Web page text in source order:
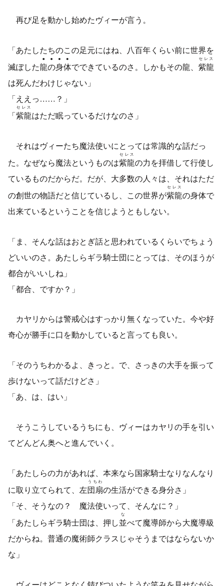
再び足を動かし始めたヴィーが言う。
「あたしたちのこの足元にはね、八百年くらい前に世界を
滅ぼした龍の身体でできているのさ。しかもその龍、 紫龍
セレス
は死んだわけじゃない」
「ええっ……？」
「紫龍
セレス
はただ眠っているだけなのさ」
それはヴィーたち魔法使いにとっては常識的な話だっ
た。なぜなら魔法というものは紫龍
セレス
の力を拝借して行使し
ているものだからだ。だが、大多数の人々は、それはただ
の創世の物語だと信じているし、この世界が紫龍
セレス
の身体で
出来ているということを信じようともしない。
「ま、そんな話はおとぎ話と思われているくらいでちょう
どいいのさ。あたしらギラ騎士団にとっては、そのほうが
都合がいいしね」
「都合、ですか？」
カヤリからは警戒心はすっかり無くなっていた。今や好
奇心が勝手に口を動かしていると言っても良い。
「そのうちわかるよ、きっと。で、さっきの大手を振って
歩けないって話だけどさ」
「あ、は、はい」
そうこうしているうちにも、ヴィーはカヤリの手を引い
てどんどん奥へと進んでいく。
「あたしらの力があれば、本来なら国家騎士なりなんなり
に取り立てられて、左団扇
うちわ
の生活ができる身分さ」
「そ、そうなの？ 魔法使いって、そんなに？」
「あたしらギラ騎士団は、押し並
な
べて魔導師から大魔導級
だからね。普通の魔術師クラスじゃそうまではならないか
な」